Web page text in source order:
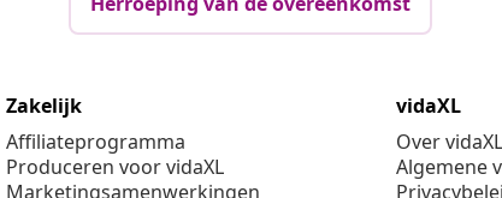
Zakelijk
Affiliateprogramma
Produceren voor vidaXL
Marketingsamenwerkingen
vidaXL
Over vidaXL
Algemene